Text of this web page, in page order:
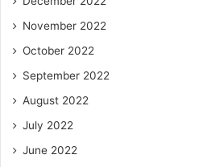
November 2022
October 2022
September 2022
August 2022
July 2022
June 2022